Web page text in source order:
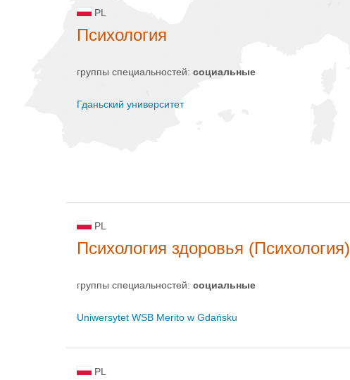
PL
Психология
группы специальностей: социальные
Гданьский университет
PL
Психология здоровья (Психология)
группы специальностей: социальные
Uniwersytet WSB Merito w Gdańsku
PL